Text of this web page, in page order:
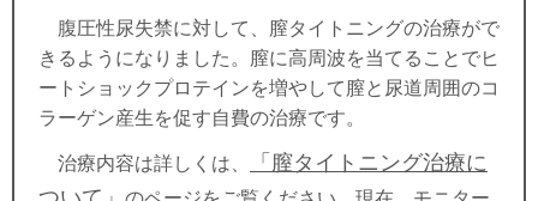
腹圧性尿失禁に対して、膣タイトニングの治療がで
きるようになりました。膣に高周波を当てることでヒ
ートショックプロテインを増やして膣と尿道周囲のコ
ラーゲン産生を促す自費の治療です。
治療内容は詳しくは、
「膣タイトニング治療に